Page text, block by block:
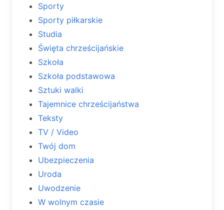
Sporty
Sporty piłkarskie
Studia
Święta chrześcijańskie
Szkoła
Szkoła podstawowa
Sztuki walki
Tajemnice chrześcijaństwa
Teksty
TV / Video
Twój dom
Ubezpieczenia
Uroda
Uwodzenie
W wolnym czasie